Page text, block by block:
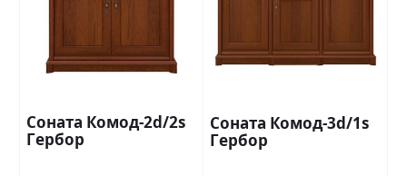
Соната Комод-2d/2s
Гербор
Соната Комод-3d/1s
Гербор